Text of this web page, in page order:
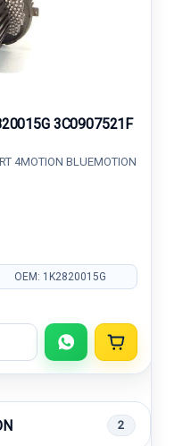
3C0907521F
4MOTION BLUEMOTION
OEM: 1K2820015G
2